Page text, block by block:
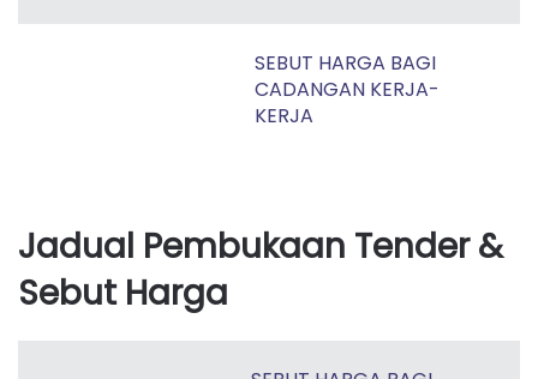
SEBUT HARGA BAGI
CADANGAN KERJA-
KERJA
DAN DALAM
Jadual Pembukaan Tender &
Sebut Harga